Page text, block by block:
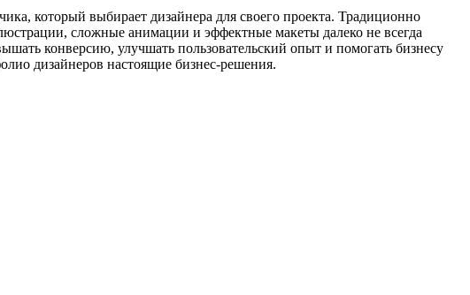
который выбирает дизайнера для своего проекта. Традиционно
сложные анимации и эффектные макеты далеко не всегда
конверсию, улучшать пользовательский опыт и помогать бизнесу
дизайнеров настоящие бизнес-решения.